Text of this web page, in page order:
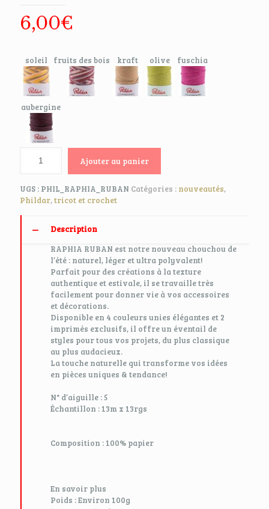
6,00€
soleil fruits des bois kraft olive fuschia
aubergine
Ajouter au panier
UGS : PHIL_RAPHIA_RUBAN Catégories : nouveautés,
Phildar,tricot et crochet
Description
RAPHIA RUBAN est notre nouveau chouchou de
l’été : naturel, léger et ultra polyvalent!
Parfait pour des créations à la texture
authentique et estivale, il se travaille très
facilement pour donner vie à vos accessoires
et décorations.
Disponible en 4 couleurs unies élégantes et 2
imprimés exclusifs, il offre un éventail de
styles pour tous vos projets, du plus classique
au plus audacieux.
La touche naturelle qui transforme vos idées
en pièces uniques & tendance!
N° d’aiguille :5
Échantillon :13m x 13rgs
Composition :100% papier
En savoir plus
Poids :Environ 100g